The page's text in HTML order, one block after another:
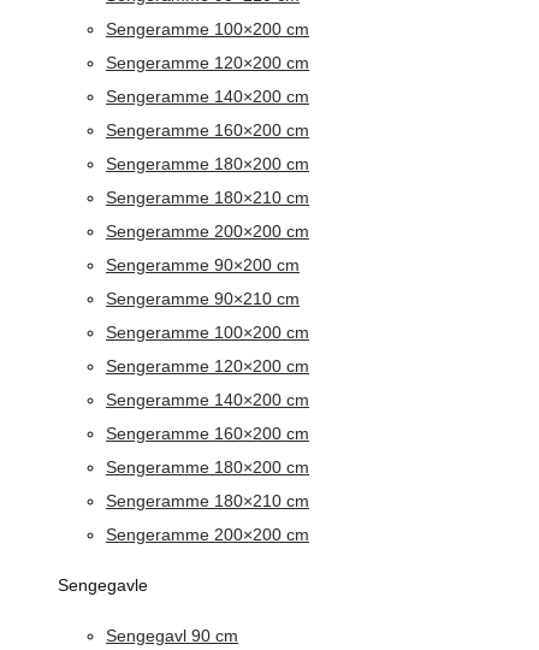
Sengeramme 100×200 cm
Sengeramme 120×200 cm
Sengeramme 140×200 cm
Sengeramme 160×200 cm
Sengeramme 180×200 cm
Sengeramme 180×210 cm
Sengeramme 200×200 cm
Sengeramme 90×200 cm
Sengeramme 90×210 cm
Sengeramme 100×200 cm
Sengeramme 120×200 cm
Sengeramme 140×200 cm
Sengeramme 160×200 cm
Sengeramme 180×200 cm
Sengeramme 180×210 cm
Sengeramme 200×200 cm
Sengegavle
Sengegavl 90 cm